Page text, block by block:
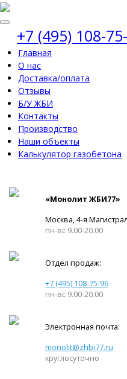
+7 (495) 108-
Главная
О нас
Доставка/оплата
Отзывы
Б/У ЖБИ
Контакты
Производство
Наши объекты
Калькулятор газобетона
«Монолит ЖБИ77»
Москва, 4-я
пн-вс 9.00-20.00
Отдел продаж:
+7 (495) 108-75-96
пн-вс 9.00-20.00
Электронная почта:
monolit@zhbi77.ru
круглосуточно